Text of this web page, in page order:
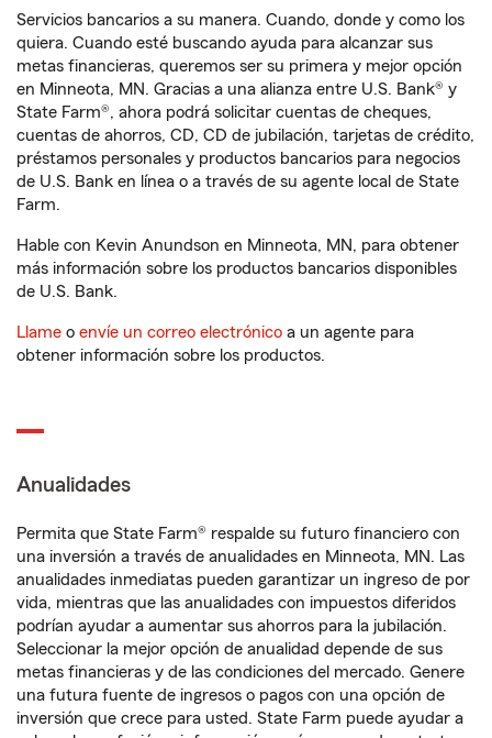
Servicios bancarios a su manera. Cuando, donde y como los
quiera. Cuando esté buscando ayuda para alcanzar sus
metas financieras, queremos ser su primera y mejor opción
en Minneota, MN. Gracias a una alianza entre U.S. Bank® y
State Farm®, ahora podrá solicitar cuentas de cheques,
cuentas de ahorros, CD, CD de jubilación, tarjetas de crédito,
préstamos personales y productos bancarios para negocios
de U.S. Bank en línea o a través de su agente local de State
Farm.
Hable con Kevin Anundson en Minneota, MN, para obtener
más información sobre los productos bancarios disponibles
de U.S. Bank.
Llame o envíe un correo electrónico a un agente para
obtener información sobre los productos.
Anualidades
Permita que State Farm® respalde su futuro financiero con
una inversión a través de anualidades en Minneota, MN. Las
anualidades inmediatas pueden garantizar un ingreso de por
vida, mientras que las anualidades con impuestos diferidos
podrían ayudar a aumentar sus ahorros para la jubilación.
Seleccionar la mejor opción de anualidad depende de sus
metas financieras y de las condiciones del mercado. Genere
una futura fuente de ingresos o pagos con una opción de
inversión que crece para usted. State Farm puede ayudar a